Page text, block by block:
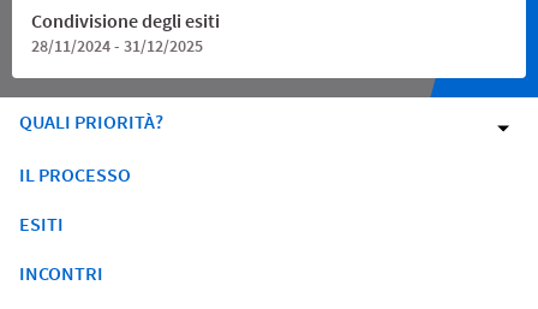
Condivisione degli esiti
28/11/2024 - 31/12/2025
QUALI PRIORITÀ?
IL PROCESSO
ESITI
INCONTRI